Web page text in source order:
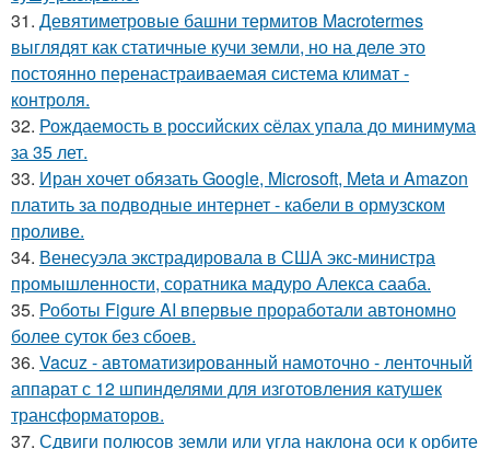
31. Девятиметровые башни термитов Macrotermes
выглядят как статичные кучи земли, но на деле это
постоянно перенастраиваемая система климат -
контроля.
32. Рождаемость в роcсийских cёлах упала до минимума
за 35 лет.
33. Иран хочет обязать Google, Microsoft, Meta и Amazon
платить за подводные интернет - кабели в ормузском
проливе.
34. Венесуэла экстрадировала в США экс-министра
промышленности, соратника мадуро Алекса сааба.
35. Роботы Figure AI впервые проработали автономно
более суток без сбоев.
36. Vacuz - автоматизированный намоточно - ленточный
аппарат с 12 шпинделями для изготовления катушек
трансформаторов.
37. Сдвиги полюсов земли или угла наклона оси к орбите